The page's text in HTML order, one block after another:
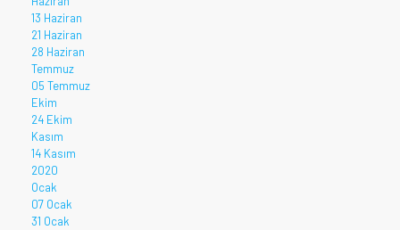
13 Haziran
21 Haziran
28 Haziran
Temmuz
05 Temmuz
Ekim
24 Ekim
Kasım
14 Kasım
2020
Ocak
07 Ocak
31 Ocak